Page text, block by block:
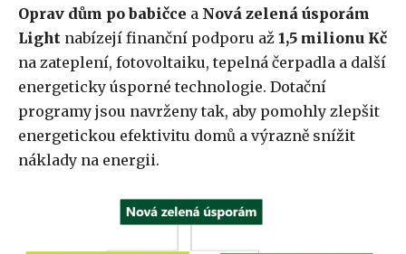
Oprav dům po babičce a Nová zelená úsporám
Light nabízejí finanční podporu až 1,5 milionu Kč
na zateplení, fotovoltaiku, tepelná čerpadla a další
energeticky úsporné technologie. Dotační
programy jsou navrženy tak, aby pomohly zlepšit
energetickou efektivitu domů a výrazně snížit
náklady na energii.